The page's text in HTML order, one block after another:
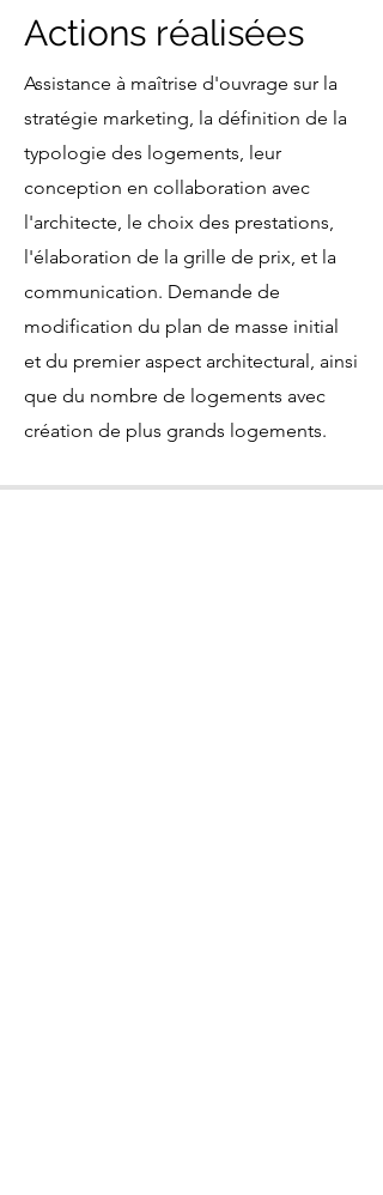
Actions réalisées
Assistance à maîtrise d'ouvrage sur la
stratégie marketing, la définition de la
typologie des logements, leur
conception en collaboration avec
l'architecte, le choix des prestations,
l'élaboration de la grille de prix, et la
communication. Demande de
modification du plan de masse initial
et du premier aspect architectural, ainsi
que du nombre de logements avec
création de plus grands logements.